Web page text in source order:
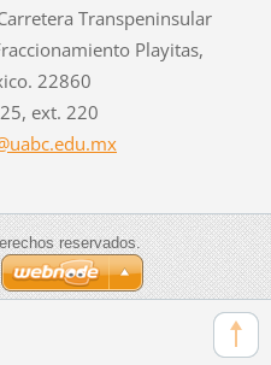
Transpeninsular
Playitas,
22860
ext. 220
reservados.